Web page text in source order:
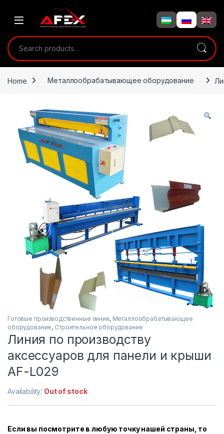
Search for:
Home Металлообрабатывающее оборудование
Готовые производственные линии, Металлообрабатывающее
оборудование, Строительное оборудование
Линия по производству
аксессуаров для панели и крыши
AF-L029
Availability: Out of stock
Если вы посмотрите в любую точку нашей страны, то